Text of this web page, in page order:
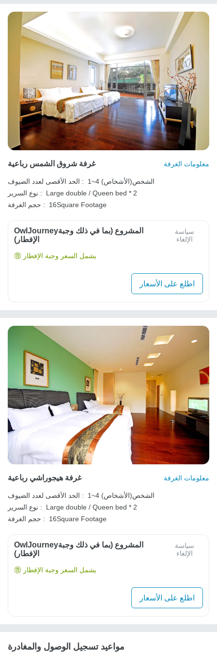
غرفة شروق الشمس رباعية معلومات الغرفة
الحد الأقصى لعدد الضيوف :
1~4 الشخص(الأشخاص)
نوع السرير :
Large double / Queen bed * 2
حجم الغرفة :
16Square Footage
OwlJourneyالمشروع (بما في ذلك وجبة
الإفطار)
سياسة
الإلغاء
يشمل السعر وجبة الإفطار
اطلع على الأسعار
غرفة هيجوراشي رباعية معلومات الغرفة
الحد الأقصى لعدد الضيوف :
1~4 الشخص(الأشخاص)
نوع السرير :
Large double / Queen bed * 2
حجم الغرفة :
16Square Footage
OwlJourneyالمشروع (بما في ذلك وجبة
الإفطار)
سياسة
الإلغاء
يشمل السعر وجبة الإفطار
اطلع على الأسعار
مواعيد تسجيل الوصول والمغادرة